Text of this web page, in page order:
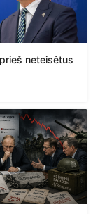
neteisėtus